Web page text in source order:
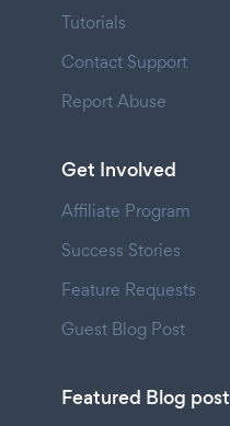
Tutorials
Contact Support
Report Abuse
Get Involved
Affiliate Program
Success Stories
Feature Requests
Guest Blog Post
Featured Blog post